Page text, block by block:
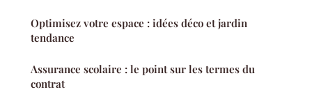
Optimisez votre espace : idées déco et jardin
tendance
Assurance scolaire : le point sur les termes du
contrat